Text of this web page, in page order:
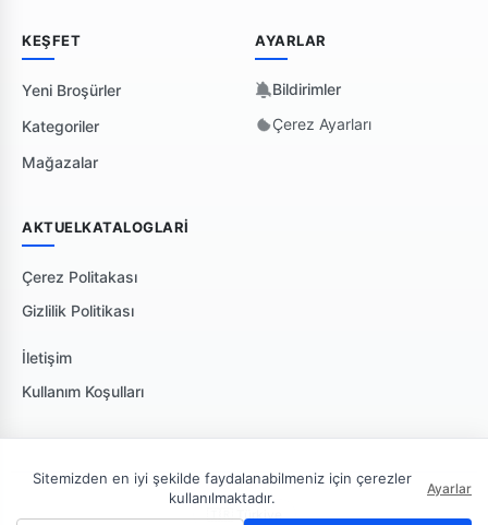
KEŞFET
Yeni Broşürler
Kategoriler
Mağazalar
AYARLAR
Bildirimler
Çerez Ayarları
AKTUELKATALOGLARI
Çerez Politakası
Gizlilik Politikası
İletişim
Kullanım Koşulları
Sitemizden en iyi şekilde faydalanabilmeniz için çerezler
kullanılmaktadır.
Ayarlar